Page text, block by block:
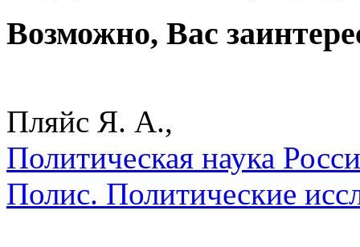
Возможно, Вас
Пляйс Я. А.,
Политическая наука
Полис. Политические